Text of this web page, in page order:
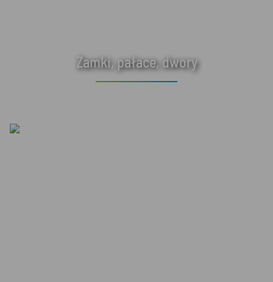
Zamki, pałace, dwory